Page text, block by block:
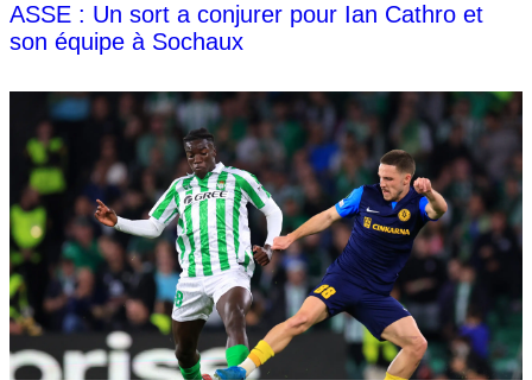
ASSE : Un sort a conjurer pour Ian Cathro et
son équipe à Sochaux